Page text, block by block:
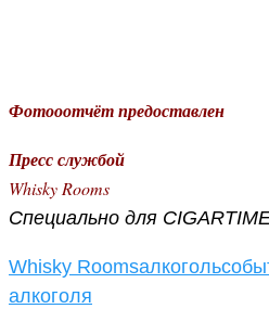
Фотооотчёт предоставлен
Пресс службой
Whisky Rooms
Специально для
Whisky Roomsалкоголь
алкоголя